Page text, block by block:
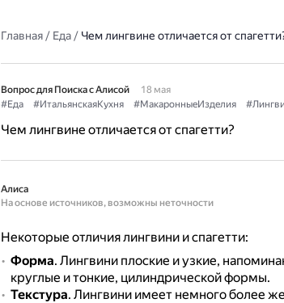
Главная/ Еда/ Чем лингвине отличается от
Вопрос для Поиска с Алисой
18 мая
#Еда
#ИтальянскаяКухня #МакаронныеИзделия
Чем лингвине отличается от спагетти?
Алиса
На основе источников, возможны неточности
Некоторые отличия лингвини и спагетти:
Форма. Лингвини плоские и узкие,
круглые и тонкие, цилиндрической формы.
Текстура. Лингвини имеет немного более